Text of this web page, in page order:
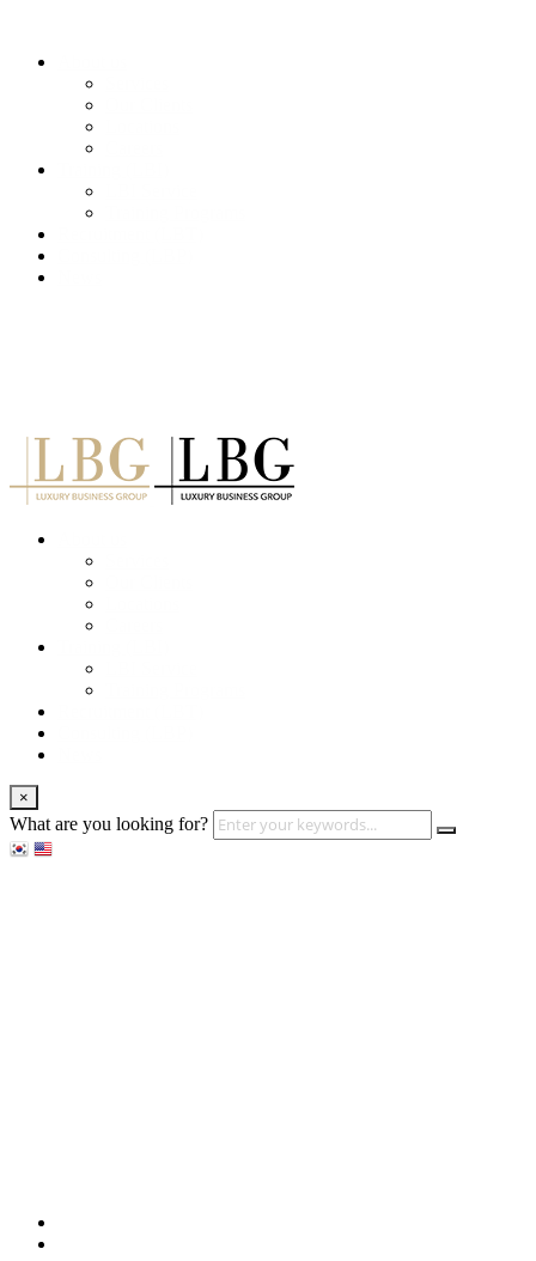
×
What are you looking for?